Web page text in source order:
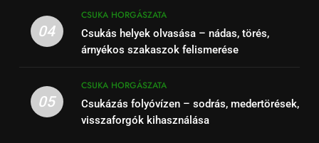
04
CSUKA HORGÁSZATA
Csukás helyek olvasása – nádas, törés,
árnyékos szakaszok felismerése
05
CSUKA HORGÁSZATA
Csukázás folyóvízen – sodrás, medertörések,
visszaforgók kihasználása